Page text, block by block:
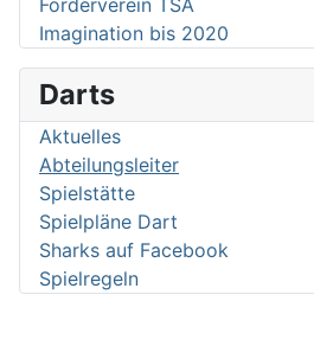
Förderverein TSA
Imagination bis 2020
Darts
Aktuelles
Abteilungsleiter
Spielstätte
Spielpläne Dart
Sharks auf Facebook
Spielregeln